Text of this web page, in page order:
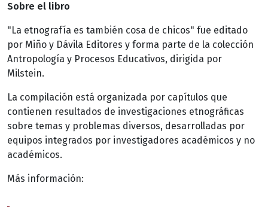
Sobre el libro
"La etnografía es también cosa de chicos" fue editado
por Miño y Dávila Editores y forma parte de la colección
Antropología y Procesos Educativos, dirigida por
Milstein.
La compilación está organizada por capítulos que
contienen resultados de investigaciones etnográficas
sobre temas y problemas diversos, desarrolladas por
equipos integrados por investigadores académicos y no
académicos.
Más información: